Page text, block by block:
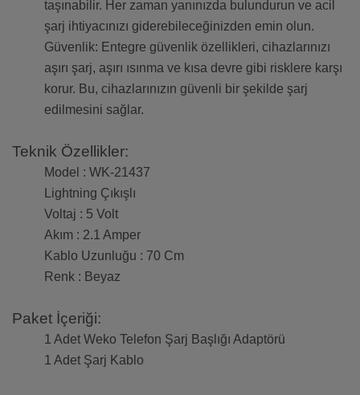
taşınabilir. Her zaman yanınızda bulundurun ve acil
şarj ihtiyacınızı giderebileceğinizden emin olun.
Güvenlik: Entegre güvenlik özellikleri, cihazlarınızı
aşırı şarj, aşırı ısınma ve kısa devre gibi risklere karşı
korur. Bu, cihazlarınızın güvenli bir şekilde şarj
edilmesini sağlar.
Teknik Özellikler:
Model : WK-21437
Lightning Çıkışlı
Voltaj : 5 Volt
Akım : 2.1 Amper
Kablo Uzunluğu : 70 Cm
Renk : Beyaz
Paket İçeriği:
1 Adet Weko Telefon Şarj Başlığı Adaptörü
1 Adet Şarj Kablo